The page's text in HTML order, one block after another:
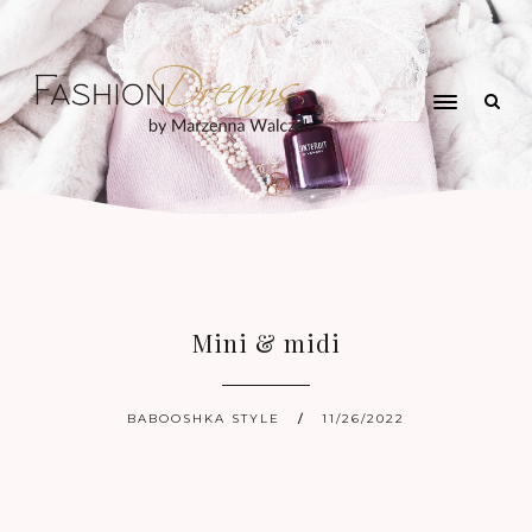
Mini & midi
BABOOSHKA STYLE 11/26/2022